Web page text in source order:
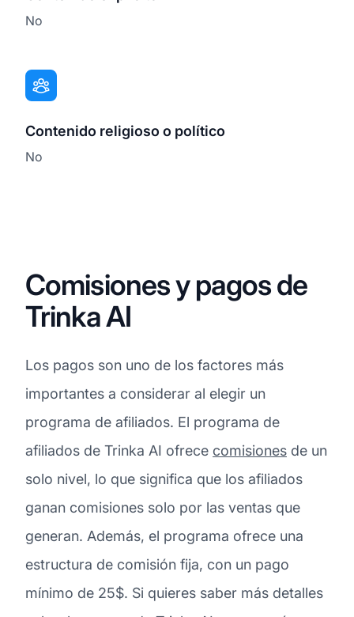
No
Contenido religioso o político
No
Comisiones y pagos de
Trinka AI
Los pagos son uno de los factores más
importantes a considerar al elegir un
programa de afiliados. El programa de
afiliados de Trinka AI ofrece comisiones de un
solo nivel, lo que significa que los afiliados
ganan comisiones solo por las ventas que
generan. Además, el programa ofrece una
estructura de comisión fija, con un pago
mínimo de 25$. Si quieres saber más detalles